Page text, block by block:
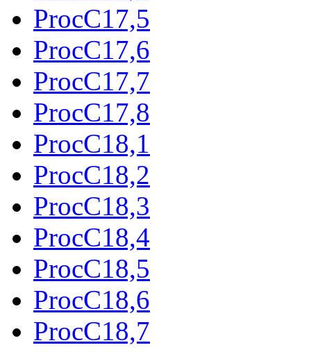
ProcC17,5
ProcC17,6
ProcC17,7
ProcC17,8
ProcC18,1
ProcC18,2
ProcC18,3
ProcC18,4
ProcC18,5
ProcC18,6
ProcC18,7